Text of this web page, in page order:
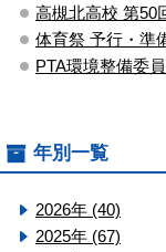
高槻北高校 第50
体育祭 予行・準
PTA環境整備委
年別一覧
2026年 (40)
2025年 (67)